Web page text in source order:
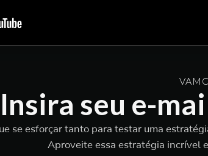
Insira seu e-
se esforçar tanto para testar uma
Aproveite essa estratégia incrível